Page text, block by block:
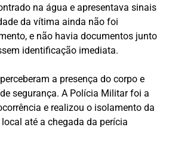
na água e apresentava sinais
da vítima ainda não foi
e não havia documentos junto
identificação imediata.
a presença do corpo e
segurança. A Polícia Militar foi a
e realizou o isolamento da
até a chegada da perícia